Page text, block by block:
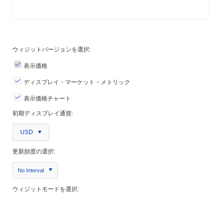
ウィジットバージョンを選択:
表示価格
ディスプレイ・マーケット・メトリック
表示価格チャート
初期ディスプレイ通貨:
USD
更新頻度の選択:
No Interval
ウィジットモードを選択: